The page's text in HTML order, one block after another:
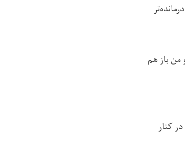
من باز هم
کنار